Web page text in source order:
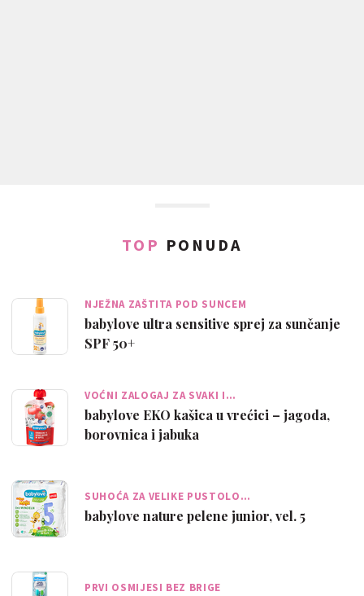
TOP PONUDA
NJEŽNA ZAŠTITA POD SUNCEM
babylove ultra sensitive sprej za sunčanje
SPF 50+
VOĆNI ZALOGAJ ZA SVAKI I…
babylove EKO kašica u vrećici – jagoda,
borovnica i jabuka
SUHOĆA ZA VELIKE PUSTOLO…
babylove nature pelene junior, vel. 5
PRVI OSMIJESI BEZ BRIGE